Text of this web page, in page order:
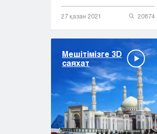
27 қазан 2021 20874
Мешітімізге 3D
саяхат